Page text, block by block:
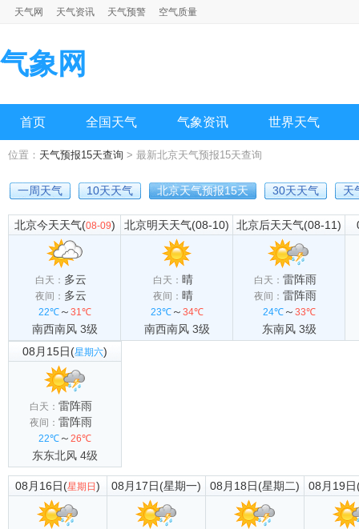
天气网 天气资讯 天气预警 空气质量
气象网
首页 全国天气 气象资讯 世界天气
位置： 天气预报15天查询 > 最新北京天气预报15天查询
一周天气 10天天气 北京天气预报15天 30天天气 天
北京今天天气(08-09)
白天： 多云
夜间： 多云
22℃～ 31℃
南西南风 3级
北京明天天气(08-10)
白天： 晴
夜间： 晴
23℃～ 34℃
南西南风 3级
北京后天天气(08-11)
白天： 雷阵雨
夜间： 雷阵雨
24℃～ 33℃
东南风 3级
08月15日(星期六)
白天： 雷阵雨
夜间： 雷阵雨
22℃ ～ 26℃
东东北风 4级
08月16日(星期日 ) 08月17日(星期一) 08月18日(星期二) 08月19